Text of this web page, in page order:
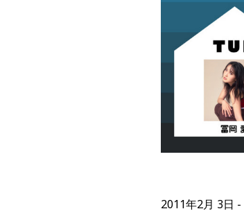
2011年2月 3日